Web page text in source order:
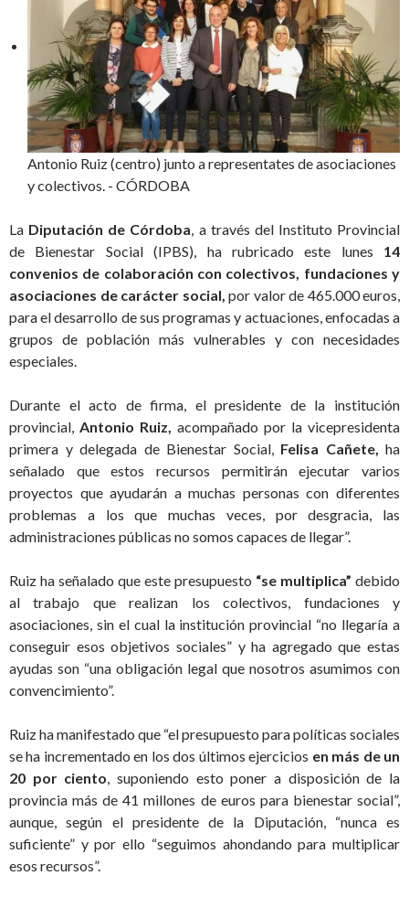
Antonio Ruiz (centro) junto a representates de asociaciones
y colectivos. - CÓRDOBA
La Diputación de Córdoba , a través del Instituto Provincial
de Bienestar Social (IPBS), ha rubricado este lunes 14
convenios de colaboración con colectivos, fundaciones y
asociaciones de carácter social, por valor de 465.000 euros,
para el desarrollo de sus programas y actuaciones, enfocadas a
grupos de población más vulnerables y con necesidades
especiales.
Durante el acto de firma, el presidente de la institución
provincial, Antonio Ruiz, acompañado por la vicepresidenta
primera y delegada de Bienestar Social, Felisa Cañete, ha
señalado que estos recursos permitirán ejecutar varios
proyectos que ayudarán a muchas personas con diferentes
problemas a los que muchas veces, por desgracia, las
administraciones públicas no somos capaces de llegar”.
Ruiz ha señalado que este presupuesto “se multiplica” debido
al trabajo que realizan los colectivos, fundaciones y
asociaciones, sin el cual la institución provincial “no llegaría a
conseguir esos objetivos sociales” y ha agregado que estas
ayudas son “una obligación legal que nosotros asumimos con
convencimiento”.
Ruiz ha manifestado que “el presupuesto para políticas sociales
se ha incrementado en los dos últimos ejercicios en más de un
20 por ciento , suponiendo esto poner a disposición de la
provincia más de 41 millones de euros para bienestar social”,
aunque, según el presidente de la Diputación, “nunca es
suficiente” y por ello “seguimos ahondando para multiplicar
esos recursos”.